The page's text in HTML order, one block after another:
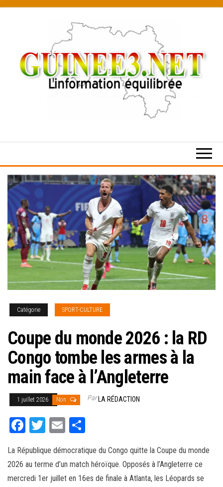
content
Catégorie SPORT-CULTURE
Coupe du monde 2026 : la RD
Congo tombe les armes à la
main face à l’Angleterre
1 juillet 2026 Non ParLA RÉDACTION
Fa
bo
ok
T
tt
er
E
ail ag
er
La République démocratique du Congo quitte la Coupe du monde
2026 au terme d’un match héroïque. Opposés à l’Angleterre ce
mercredi 1er juillet en 16es de finale à Atlanta, les Léopards se